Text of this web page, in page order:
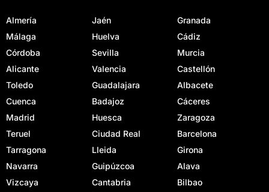
Almería Jaén
Granada
Málaga
Huelva
Cádiz
Córdoba
Sevilla
Murcia
Alicante
Valencia
Castellón
Toledo
Guadalajara
Albacete
Cuenca
Badajoz
Cáceres
Madrid
Huesca
Zaragoza
Teruel
Ciudad Real
Barcelona
Tarragona
Lleida
Girona
Navarra
Guipúzcoa
Alava
Vizcaya
Cantabria
Bilbao